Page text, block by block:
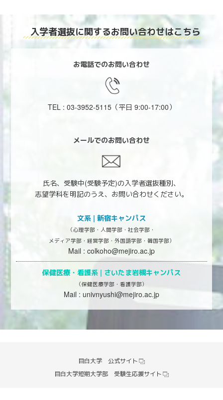
入学者選抜に関するお問い合わせはこちら
お電話でのお問い合わせ
TEL : 03-3952-5115（平日 9:00-17:00）
メールでのお問い合わせ
氏名、受験中(受験予定)の入学者選抜種別、
志望学科を明記のうえ、お問い合わせください。
文系 | 新宿キャンパス
（心理学部・人間学部・社会学部・
メディア学部・経営学部・外国語学部・韓国学部）
Mail : colkoho@mejiro.ac.jp
保健医療・看護系 | さいたま岩槻キャンパス
（保健医療学部・看護学部）
Mail : univnyushi@mejiro.ac.jp
目白大学 公式サイト
目白大学短期大学部 受験生応援サイト